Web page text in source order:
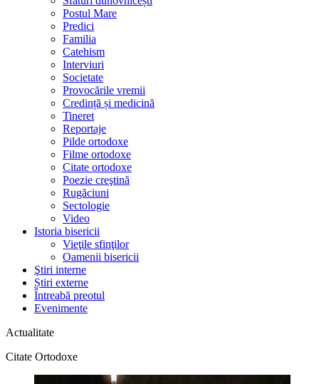
Postul Mare
Predici
Familia
Catehism
Interviuri
Societate
Provocările vremii
Credință și medicină
Tineret
Reportaje
Pilde ortodoxe
Filme ortodoxe
Citate ortodoxe
Poezie creştină
Rugăciuni
Sectologie
Video
Istoria bisericii
Vieţile sfinţilor
Oamenii bisericii
Ştiri interne
Știri externe
Întreabă preotul
Evenimente
Actualitate
Citate Ortodoxe